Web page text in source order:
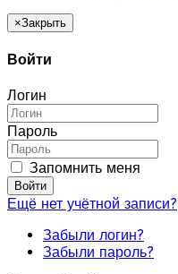
×Закрыть
Войти
Логин
Пароль
Запомнить меня
Войти
Ещё нет учётной записи?
Забыли логин?
Забыли пароль?